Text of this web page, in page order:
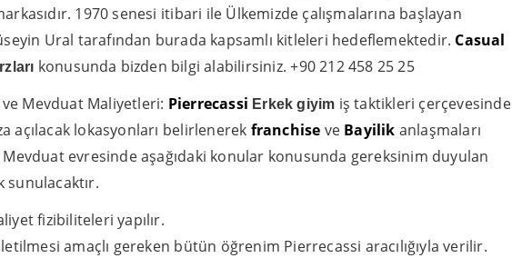
1970 senesi itibari ile Ülkemizde çalışmalarına başlayan
Ural tarafından burada kapsamlı kitleleri hedeflemektedir. Casual
konusunda bizden bilgi alabilirsiniz. +90 212 458 25 25
ve Mevduat Maliyetleri: Pierrecassi Erkek giyim iş taktikleri çerçevesinde
açılacak lokasyonları belirlenerek franchise ve Bayilik anlaşmaları
Mevduat evresinde aşağıdaki konular konusunda gereksinim duyulan
sunulacaktır.
fizibiliteleri yapılır.
amaçlı gereken bütün öğrenim Pierrecassi aracılığıyla verilir.